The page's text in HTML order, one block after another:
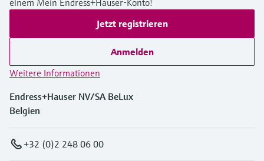
einem Mein Endress+Hauser-Konto!
Jetzt registrieren
Anmelden
Weitere Informationen
Endress+Hauser NV/SA BeLux
Belgien
+32 (0)2 248 06 00